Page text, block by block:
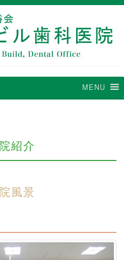
MENU
紹介
風景